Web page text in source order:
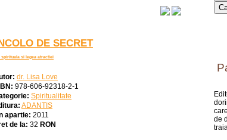
DE SECRET
spirituala si legea atractiei
dr. Lisa Love
978-606-92318-2-1
Spiritualitate
ADANTIS
apartie: 2011
de la: 32 RON
de